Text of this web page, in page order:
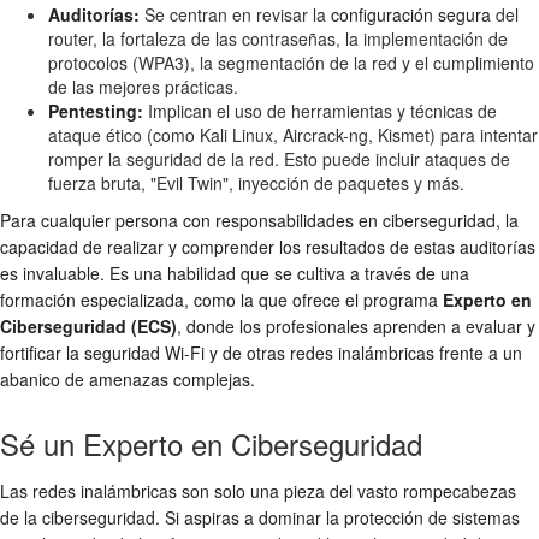
Auditorías: Se centran en revisar la configuración segura del
router, la fortaleza de las contraseñas, la implementación de
protocolos (WPA3), la segmentación de la red y el cumplimiento
de las mejores prácticas.
Pentesting: Implican el uso de herramientas y técnicas de
ataque ético (como Kali Linux, Aircrack-ng, Kismet) para intentar
romper la seguridad de la red. Esto puede incluir ataques de
fuerza bruta, "Evil Twin", inyección de paquetes y más.
Para cualquier persona con responsabilidades en ciberseguridad, la
capacidad de realizar y comprender los resultados de estas auditorías
es invaluable. Es una habilidad que se cultiva a través de una
formación especializada, como la que ofrece el programa Experto en
Ciberseguridad (ECS), donde los profesionales aprenden a evaluar y
fortificar la seguridad Wi-Fi y de otras redes inalámbricas frente a un
abanico de amenazas complejas.
Sé un Experto en Ciberseguridad
Las redes inalámbricas son solo una pieza del vasto rompecabezas
de la ciberseguridad. Si aspiras a dominar la protección de sistemas